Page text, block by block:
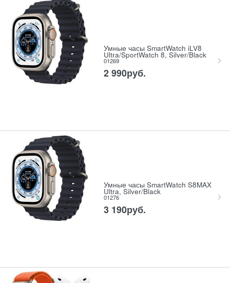
Умные часы SmartWatch iLV8
Ultra/SportWatch 8, Silver/Black
01269
2 990руб.
Умные часы SmartWatch S8MAX
Ultra, Silver/Black
01276
3 190руб.